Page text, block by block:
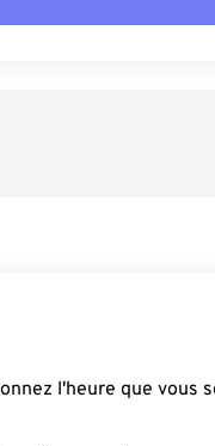
l'heure que vous